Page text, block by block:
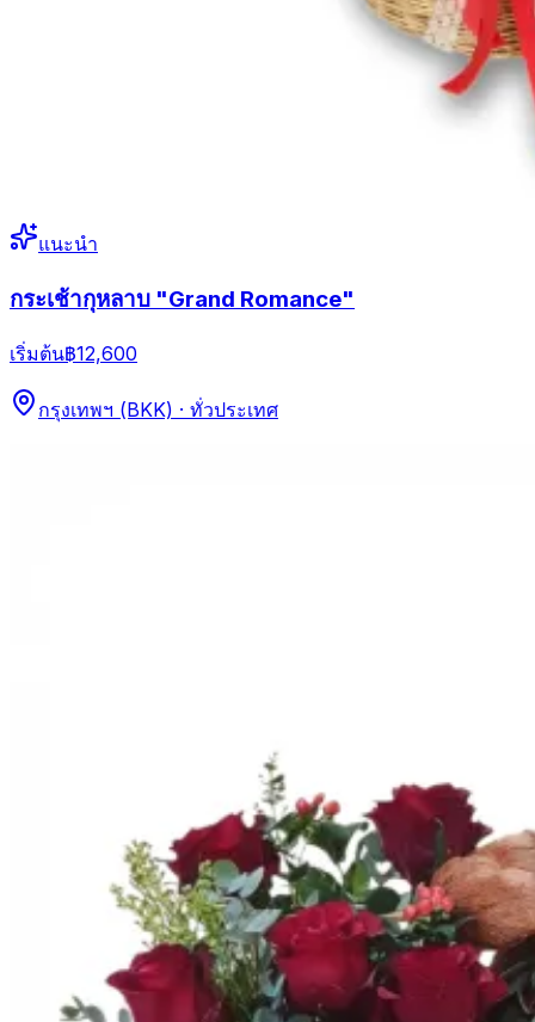
แนะนำ
กระเช้ากุหลาบ "Grand Romance"
เริ่มต้น฿12,600
กรุงเทพฯ (BKK) · ทั่วประเทศ